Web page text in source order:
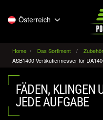
Österreich
Home Das Sortiment
Zubehör
ASB1400 Vertikutiermesser für
FÄDEN, KLINGEN
JEDE AUFGABE